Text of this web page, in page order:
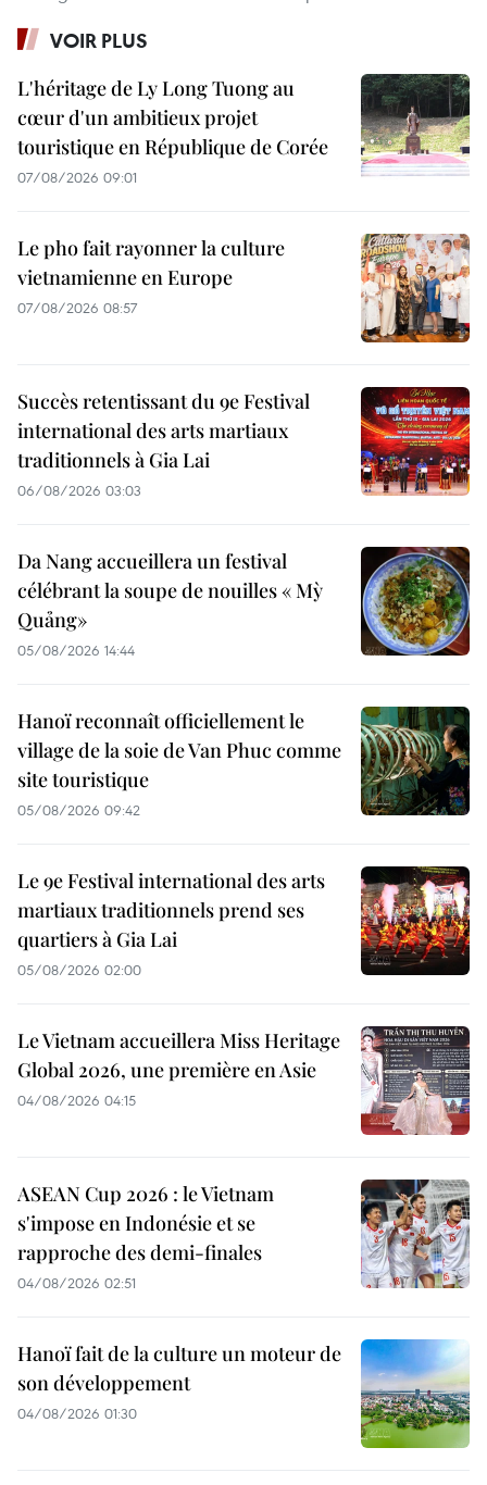
VOIR PLUS
L'héritage de Ly Long Tuong au
cœur d'un ambitieux projet
touristique en République de Corée
07/08/2026 09:01
Le pho fait rayonner la culture
vietnamienne en Europe
07/08/2026 08:57
Succès retentissant du 9e Festival
international des arts martiaux
traditionnels à Gia Lai
06/08/2026 03:03
Da Nang accueillera un festival
célébrant la soupe de nouilles « Mỳ
Quảng»
05/08/2026 14:44
Hanoï reconnaît officiellement le
village de la soie de Van Phuc comme
site touristique
05/08/2026 09:42
Le 9e Festival international des arts
martiaux traditionnels prend ses
quartiers à Gia Lai
05/08/2026 02:00
Le Vietnam accueillera Miss Heritage
Global 2026, une première en Asie
04/08/2026 04:15
ASEAN Cup 2026 : le Vietnam
s'impose en Indonésie et se
rapproche des demi-finales
04/08/2026 02:51
Hanoï fait de la culture un moteur de
son développement
04/08/2026 01:30